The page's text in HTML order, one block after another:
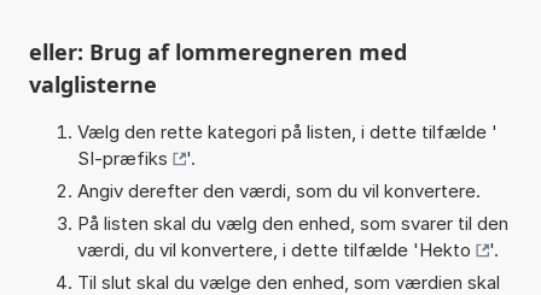
eller: Brug af lommeregneren med
valglisterne
Vælg den rette kategori på listen, i dette tilfælde '
SI-præfiks
'.
Angiv derefter den værdi, som du vil konvertere.
På listen skal du vælg den enhed, som svarer til den
værdi, du vil konvertere, i dette tilfælde 'Hekto
'.
Til slut skal du vælge den enhed, som værdien skal